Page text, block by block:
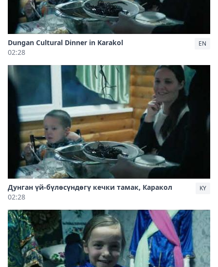
Dungan Cultural Dinner in Karakol
02:28
EN
Дунган үй-бүлөсүндөгү кечки тамак, Каракол
02:28
KY